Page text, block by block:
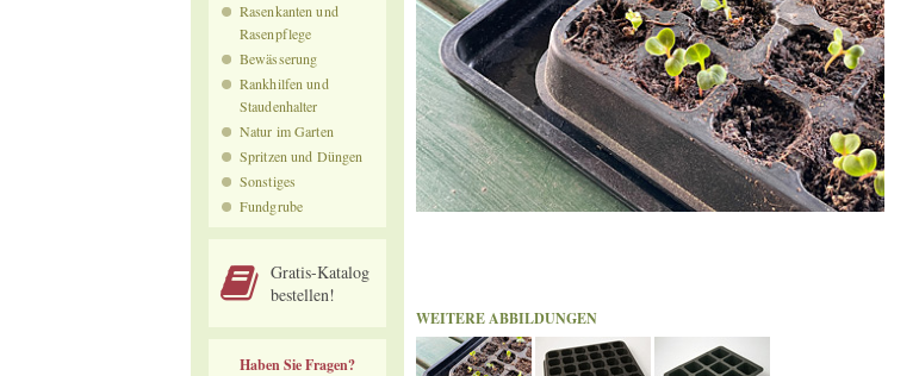
Rasenkanten und
Rasenpflege
Bewässerung
Rankhilfen und
Staudenhalter
Natur im Garten
Spritzen und Düngen
Sonstiges
Fundgrube
Gratis-Katalog
bestellen!
Haben Sie Fragen?
WEITERE ABBILDUNGEN